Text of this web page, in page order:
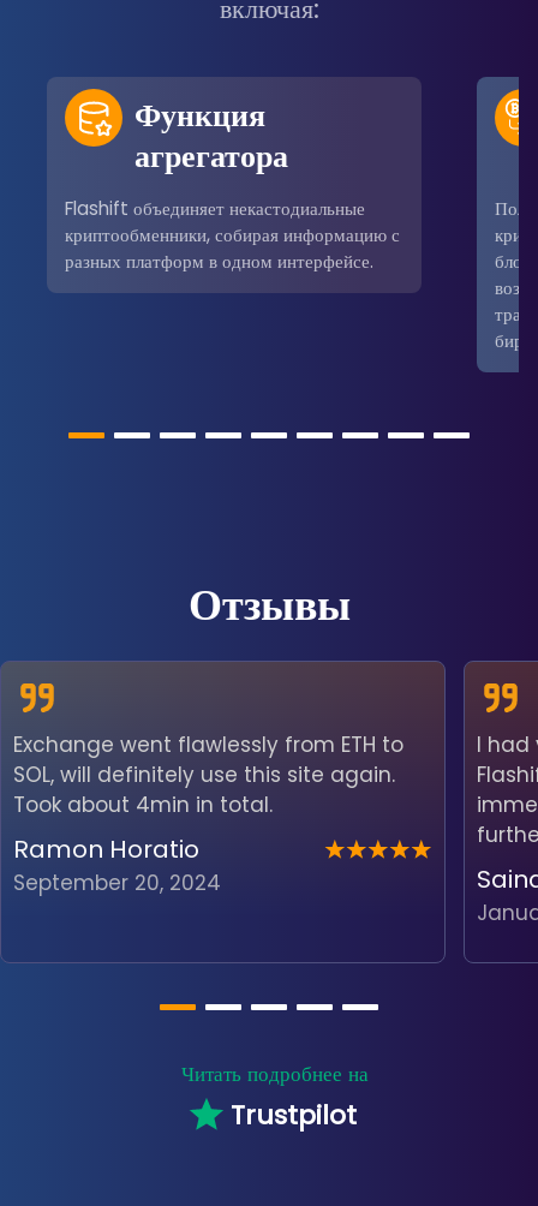
включая:
Функция
агрегатора
Flashift объединяет некастодиальные
криптообменники, собирая информацию с
разных платформ в одном интерфейсе.
Отзывы
Exchange went flawlessly from ETH to
SOL, will definitely use this site again.
Took about 4min in total.
Ramon Horatio
September 20, 2024
I had
Читать подробнее на
Trustpilot